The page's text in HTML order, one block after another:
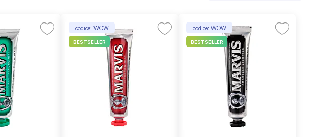
codice: WOW
BESTSELLER
codice: WOW
BESTSELLER